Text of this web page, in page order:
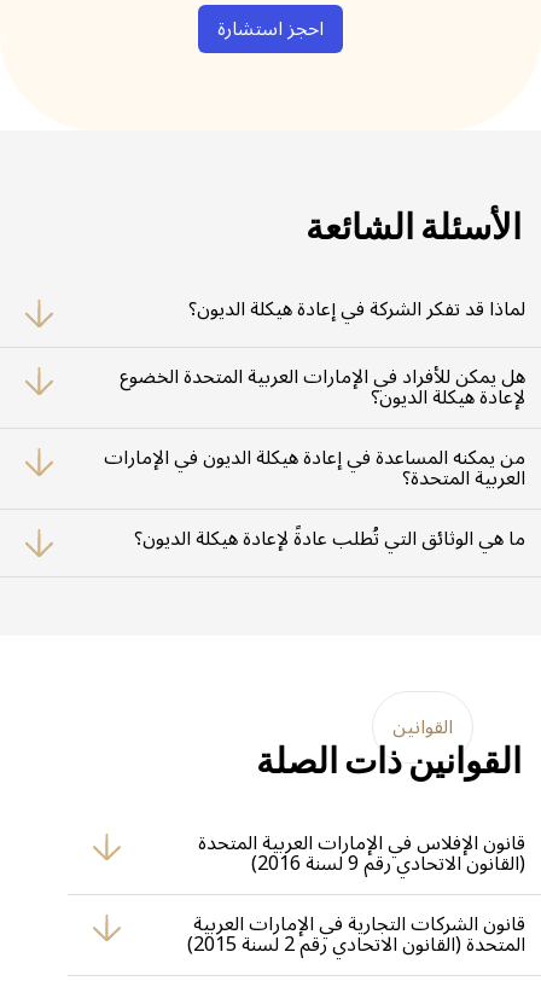
احجز استشارة
الأسئلة الشائعة
لماذا قد تفكر الشركة في إعادة هيكلة الديون؟
قد تفكر الشركة في إعادة هيكلة الديون لتحسين تدفقها النقدي، وتجنب الإفلاس،
وتعديل التزاماتها المالية بما يتناسب مع وضعها المالي الحالي.
هل يمكن للأفراد في الإمارات العربية المتحدة الخضوع
لإعادة هيكلة الديون؟
نعم، يمكن للأفراد أيضاً الخضوع لإعادة هيكلة الديون. وهذا عادة ما يتضمن
التفاوض مع الدائنين للتوصل إلى شروط جديدة للديون الشخصية.
من يمكنه المساعدة في إعادة هيكلة الديون في الإمارات
العربية المتحدة؟
يمكن للمستشارين الماليين، والخبراء القانونيين، والمتخصصين في إعادة الهيكلة
المساعدة في إعادة هيكلة الديون للشركات والأفراد، وغالباً ما يُنصح بالحصول على
توجيه مهني.
ما هي الوثائق التي تُطلب عادةً لإعادة هيكلة الديون؟
تشمل الوثائق المطلوبة عادةً البيانات المالية، تقديرات التدفقات النقدية، تفاصيل
القوانين
القوانين ذات الصلة
قانون الإفلاس في الإمارات العربية المتحدة
(القانون الاتحادي رقم 9 لسنة 2016)
يوفر قانون الإفلاس في الإمارات العربية المتحدة إطاراً شاملاً لإجراءات
الإفلاس وإعادة الهيكلة، يهدف إلى دعم الشركات التي تعاني من ضائقة
مالية ويقدم آليات لإعادة هيكلة الديون، والتصفية، والحماية من
الإفلاس.
قانون الشركات التجارية في الإمارات العربية
المتحدة (القانون الاتحادي رقم 2 لسنة 2015)
يحكم هذا القانون تشكيل وإدارة وحل الشركات التجارية في الإمارات